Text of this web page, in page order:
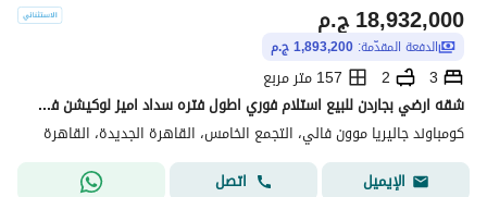
ج.م18,932,000
الدفعة المقدّمة: 1,893,200 ج.م
3
2
157 متر مربع
شقه ارضي بجاردن للبيع استلام فوري اطول فتره سداد اميز لوكيشن في كمبوند في الجولدن سكوير فيو مميز علي لاند سكيب التجمع الخامس القاهره الجديده
كومباوند جاليريا موون فالي، التجمع الخامس، القاهرة الجديدة، القاهرة
الإيميل
اتصل